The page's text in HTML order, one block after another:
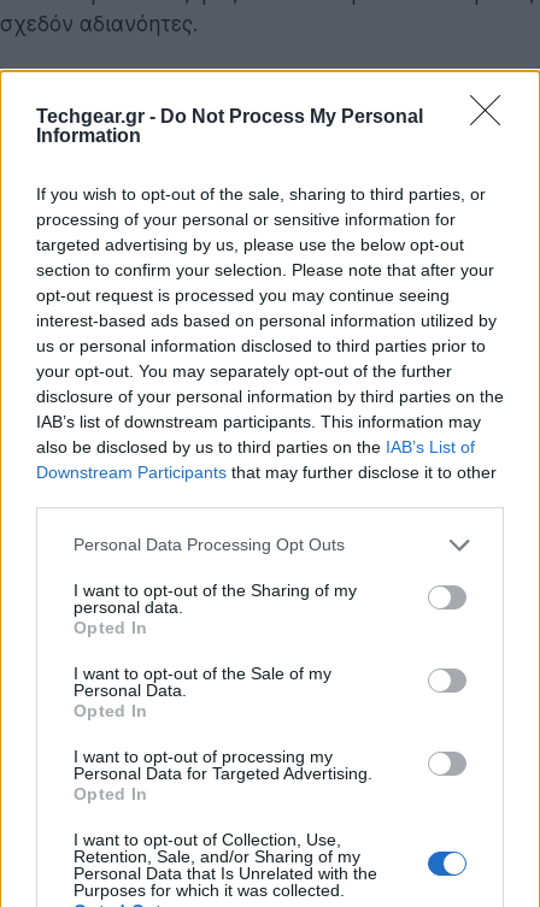
Techgear.gr - Do Not Process My Personal
Information
If you wish to opt-out of the sale, sharing to third parties, or
processing of your personal or sensitive information for
targeted advertising by us, please use the below opt-out
section to confirm your selection. Please note that after your
opt-out request is processed you may continue seeing
interest-based ads based on personal information utilized by
us or personal information disclosed to third parties prior to
your opt-out. You may separately opt-out of the further
disclosure of your personal information by third parties on the
IAB’s list of downstream participants. This information may
also be disclosed by us to third parties on the IAB’s List of
Downstream Participants that may further disclose it to other
Please note that this website/app uses one or more Google
not limited to your visit or usage behaviour. You may click to
grant or deny consent to Google and its third-party tags to
use your data for below specified purposes in below Google
consent section.
Personal Data Processing Opt Outs
I want to opt-out of the Sharing of my
personal data.
Opted In
I want to opt-out of the Sale of my
Personal Data.
Opted In
I want to opt-out of processing my
Personal Data for Targeted Advertising.
Opted In
I want to opt-out of Collection, Use,
Retention, Sale, and/or Sharing of my
Personal Data that Is Unrelated with the
Purposes for which it was collected.
σχεδόν αδιανόητες.
Στην προκειμένη περίπτωση, το θύμα της μαύρης
τρύπας φαίνεται να ήταν ένα άστρο περίπου 30 φορές
πιο βαρύ από τον Ήλιο μας. Και σύμφωνα με το
φαινόμενο έλαμψε με φως ισοδύναμο με 10
τρισεκατομμύρια Ήλιους.
Αυτό δεν μοιάζει με κανένα ενεργό γαλαξιακό
πυρήνα που έχουμε δει ως τώρα», δήλωσε οMatthew
Graham , ερευνητής αστρονομίας στο Caltech και
επιστημονικός υπεύθυνος του ZTF. Η ένταση και η
διάρκεια του φαινομένου ξεπερνούν κατά πολύ τις
γνωστές εξάρσεις που παράγουν οι περισσότερες
μαύρες τρύπες, οδηγώντας τουςεπιστήμονεςνα
αναθεωρήσουν τα μοντέλα που περιγράφουν το πώς
ακριβώς «καταναλώνουν» τα άστρα αυτά τα κοσμικά
Σε ένα συνηθισμένο TDE, η φωτεινότητα
στη συνέχεια υποχωρεί. Στην περίπτωση αυτή όμως,
το φως παρέμεινε εξαιρετικά έντονο για πολύ
περισσότερο διάστημα, γεγονός που υποδηλώνει ότι ο
μηχανισμός εκπομπής ενέργειας ίσως να ήταν
διεργασίες. Μια πιθανότητα είναι ότι η μαύρη τρύπα
δεν απλώς κατέστρεψε το άστρο, αλλά εκτόξευσε